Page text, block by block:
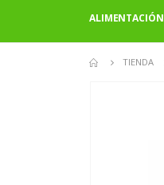
ALIMENTACIÓN
TIENDA